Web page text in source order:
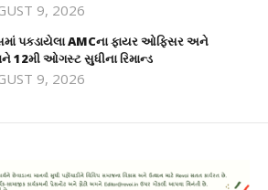
9, 2026
પકડાયેલા AMCના ફાયર ઓફિસર અને
12મી ઓગસ્ટ સુધીના રિમાન્ડ
9, 2026